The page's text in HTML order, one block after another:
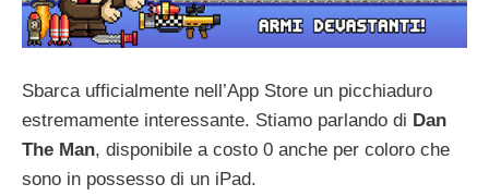
Sbarca ufficialmente nell’App Store un picchiaduro
estremamente interessante. Stiamo parlando di Dan
The Man, disponibile a costo 0 anche per coloro che
sono in possesso di un iPad.